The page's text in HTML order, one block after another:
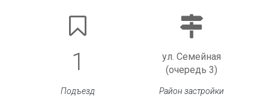
1
Подъезд
ул. Семейная
(очередь 3)
Район застройки